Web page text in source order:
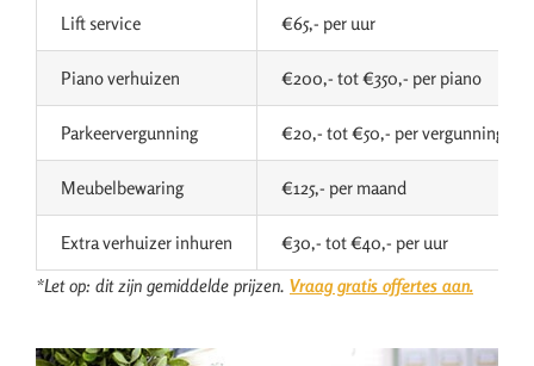
Lift service €65,- per uur
Piano verhuizen €200,- tot €350,- per piano
Parkeervergunning €20,- tot €50,- per vergunning
Meubelbewaring €125,- per maand
Extra verhuizer inhuren
€30,- tot €40,- per uur
*Let op: dit zijn gemiddelde prijzen. Vraag gratis offertes aan.